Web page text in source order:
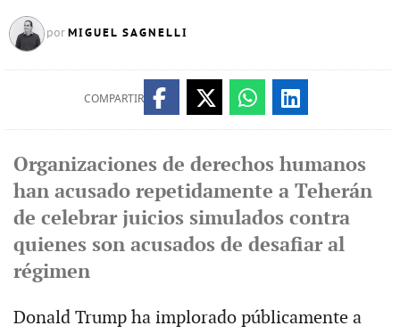
por MIGUEL SAGNELLI
COMPARTIR
Organizaciones de derechos humanos
han acusado repetidamente a Teherán
de celebrar juicios simulados contra
quienes son acusados de desafiar al
régimen
Donald Trump ha implorado públicamente a